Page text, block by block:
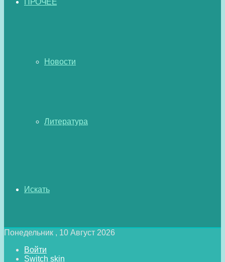
ПРОЧЕЕ
Новости
Литература
Искать
Понедельник , 10 Август 2026
Войти
Switch skin